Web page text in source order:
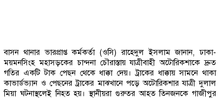
বাসন থানার ভারপ্রাপ্ত কর্মকর্তা (ওসি) রাহেদুল ইসলাম জানান, ঢাকা-
ময়মনসিংহ মহাসড়কের চান্দনা চৌরাস্তায় যাত্রীবাহী অটোরিকশাকে দ্রুত
গতির একটি টাক পেছন থেকে ধাক্কা দেয়। ট্রাকের ধাক্কায় সামনে থাকা
কাভার্ডভ্যান ও পেছনের ট্রাকের মাঝখানে পড়ে অটোরিকশার যাত্রী দুলাল
মিয়া ঘটনাস্থলেই নিহত হয়। স্থানীয়রা গুরুতর আহত তিনজনকে গাজীপুর